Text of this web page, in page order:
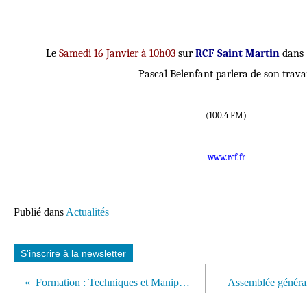
Le Samedi 16 Janvier à 10h03surRCF Saint Martindans
Pascal Belenfant parlera de son
(100.4 FM)
www.rcf.fr
Publié dans Actualités
S'inscrire à la newsletter
Formation : Techniques et Manipulations